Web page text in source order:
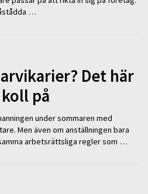
…
Det här
på
under sommaren med
Men även om anställningen bara
arbetsrättsliga regler som …